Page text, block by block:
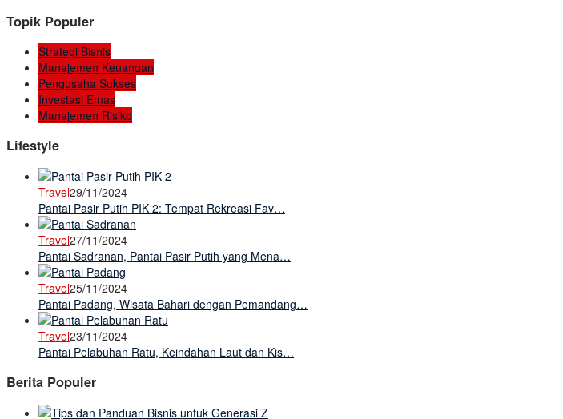
Topik Populer
Strategi Bisnis
Manajemen Keuangan
Pengusaha Sukses
Investasi Emas
Manajemen Risiko
Lifestyle
Travel29/11/2024
Pantai Pasir Putih PIK 2: Tempat Rekreasi Fav…
Travel27/11/2024
Pantai Sadranan, Pantai Pasir Putih yang Mena…
Travel25/11/2024
Pantai Padang, Wisata Bahari dengan Pemandang…
Travel23/11/2024
Pantai Pelabuhan Ratu, Keindahan Laut dan Kis…
Berita Populer